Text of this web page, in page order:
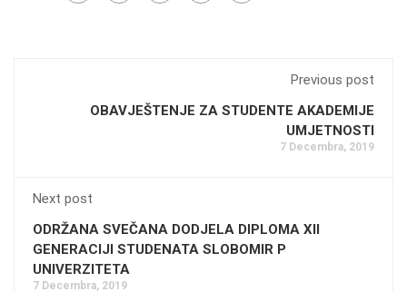
Previous post
OBAVJEŠTENJE ZA STUDENTE AKADEMIJE
UMJETNOSTI
7 Decembra, 2019
Next post
ODRŽANA SVEČANA DODJELA DIPLOMA XII
GENERACIJI STUDENATA SLOBOMIR P
UNIVERZITETA
7 Decembra, 2019